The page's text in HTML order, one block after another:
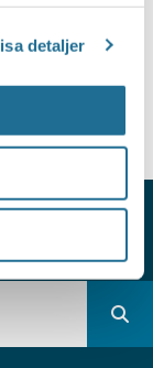
detaljer
SÖKER?